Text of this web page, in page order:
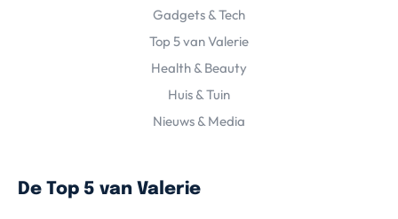
Gadgets & Tech
Top 5 van Valerie
Health & Beauty
Huis & Tuin
Nieuws & Media
De Top 5 van Valerie